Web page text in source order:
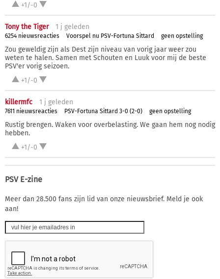
+1/-0
Tony the Tiger 1 j geleden
6254 nieuwsreacties Voorspel nu PSV-Fortuna Sittard geen opstelling
Zou geweldig zijn als Dest zijn niveau van vorig jaar weer zou
weten te halen. Samen met Schouten en Luuk voor mij de beste
PSV'er vorig seizoen.
+1/-0
killermfc 1 j geleden
7611 nieuwsreacties PSV-Fortuna Sittard 3-0 (2-0) geen opstelling
Rustig brengen. Waken voor overbelasting. We gaan hem nog nodig
hebben.
+1/-0
PSV E-zine
Meer dan 28.500 fans zijn lid van onze nieuwsbrief. Meld je ook
aan!